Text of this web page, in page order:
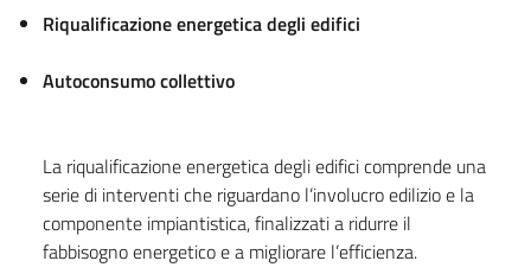
Riqualificazione energetica degli edifici
Autoconsumo collettivo
La riqualificazione energetica degli edifici comprende una
serie di interventi che riguardano l’involucro edilizio e la
componente impiantistica, finalizzati a ridurre il
fabbisogno energetico e a migliorare l’efficienza.